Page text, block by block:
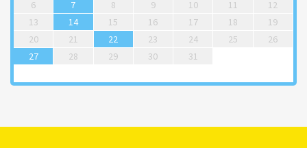
6
7 8 9 10 11
12
13
14 15 16 17 18
19
20
21 22 23 24 25
26
27
28 29 30 31